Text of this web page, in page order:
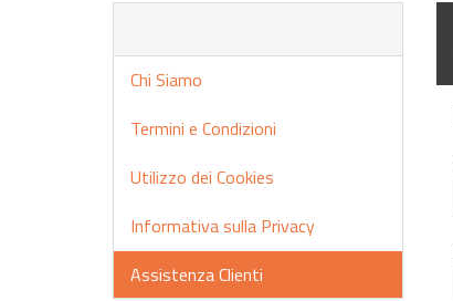
Chi Siamo
Termini e Condizioni
Utilizzo dei Cookies
Informativa sulla Privacy
Assistenza Clienti